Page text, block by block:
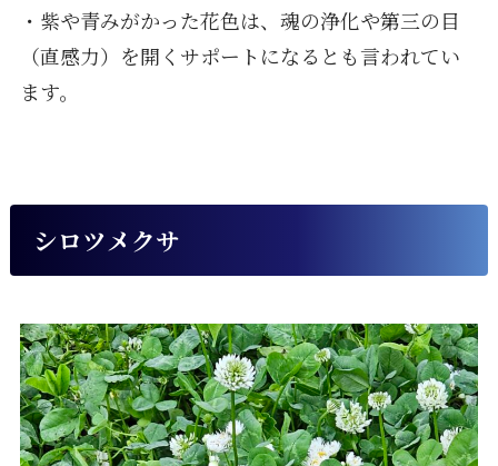
・紫や青みがかった花色は、魂の浄化や第三の目
（直感力）を開くサポートになるとも言われてい
ます。
シロツメクサ